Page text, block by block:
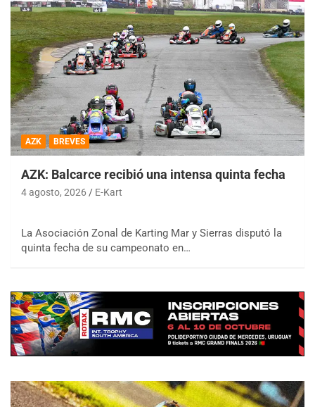
AZK BREVES
AZK: Balcarce recibió una intensa quinta fecha
4 agosto, 2026 E-Kart
La Asociación Zonal de Karting Mar y Sierras disputó la
quinta fecha de su campeonato en…